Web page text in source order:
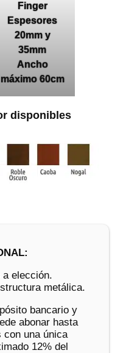
Finger
Espesores
20mm y
35mm
Ancho
máximo 60cm
disponibles
a elección.
metálica.
bancario y
abonar hasta
con una única
12% del